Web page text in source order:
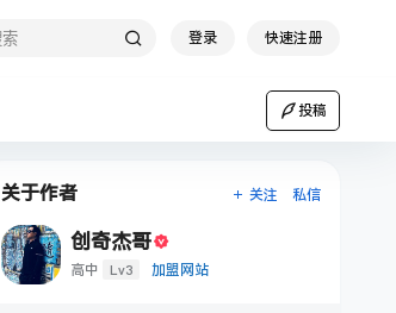
登录 快速注册
投稿
关于作者 关注 私信
创奇杰哥
高中 Lv3 加盟网站